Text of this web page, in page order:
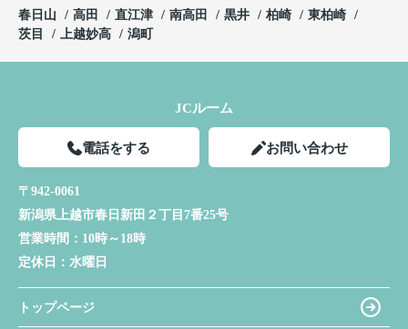
春日山
高田 直江津 南高田 黒井 柏崎
東柏崎
茨目
上越妙高 潟町
JCルーム
電話をする お問い合わせ
〒942-0061
新潟県上越市春日新田２丁目7番25号
営業時間： 10時～18時
定休日： 水曜日
トップページ